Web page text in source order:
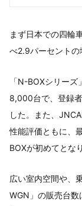
まず日本での四輪
べ2.9パーセントの
「N-BOXシリー
8,000台で、登録
した。また、
性能評価ともに、
BOXが初めてとな
広い室内空間や、
WGN」の販売台